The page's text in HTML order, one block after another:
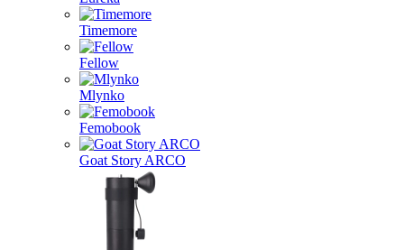
Timemore
Fellow
Mlynko
Femobook
Goat Story ARCO